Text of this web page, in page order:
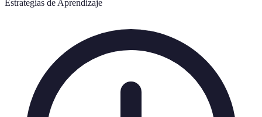
Estrategias de Aprendizaje